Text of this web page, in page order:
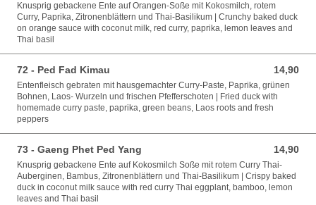
Knusprig gebackene Ente auf Orangen-Soße mit Kokosmilch, rotem
Curry, Paprika, Zitronenblättern und Thai-Basilikum | Crunchy baked duck
on orange sauce with coconut milk, red curry, paprika, lemon leaves and
Thai basil
72 - Ped Fad Kimau 14,90
14,90 EUR
Entenfleisch gebraten mit hausgemachter Curry-Paste, Paprika, grünen
Bohnen, Laos- Wurzeln und frischen Pfefferschoten | Fried duck with
homemade curry paste, paprika, green beans, Laos roots and fresh
peppers
73 - Gaeng Phet Ped Yang 14,90
14,90 EUR
Knusprig gebackene Ente auf Kokosmilch Soße mit rotem Curry Thai-
Auberginen, Bambus, Zitronenblättern und Thai-Basilikum | Crispy baked
duck in coconut milk sauce with red curry Thai eggplant, bamboo, lemon
leaves and Thai basil